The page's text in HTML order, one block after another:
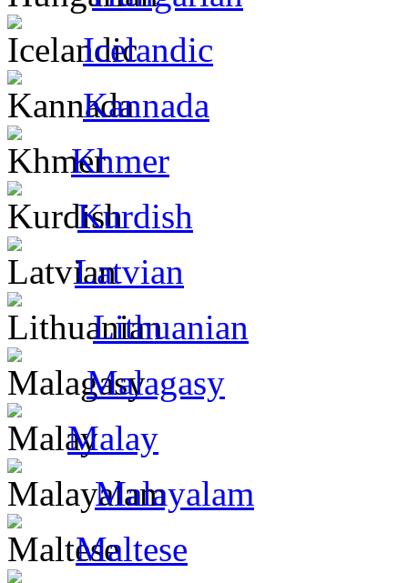
Icelandic
Kannada
Khmer
Kurdish
Latvian
Lithuanian
Malagasy
Malay
Malayalam
Maltese